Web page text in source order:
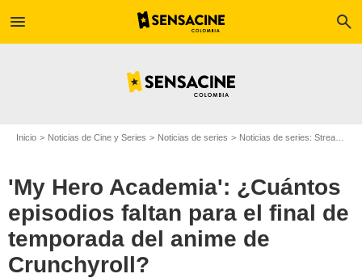
menu search
Inicio Noticias de Cine y Series Noticias de series Noticias de series: Streaming
'My Hero Academia': ¿Cuántos
episodios faltan para el final de
temporada del anime de
Crunchyroll?